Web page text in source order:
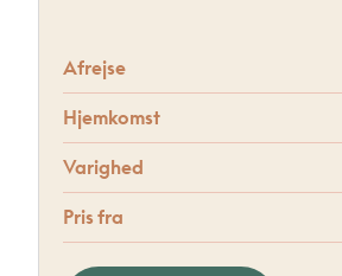
Afrejse
Hjemkomst
Varighed
Pris fra